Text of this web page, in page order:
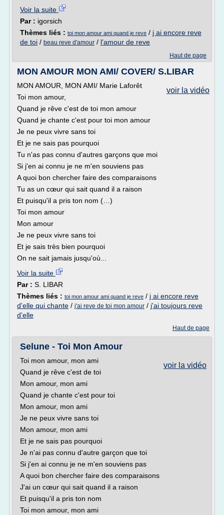
Voir la suite
Par : igorsich
Thèmes liés : toi mon amour ami quand je reve / j ai encore reve
de toi / beau reve d'amour / l'amour de reve
Haut de page
MON AMOUR MON AMI/ COVER/ S.LIBAR
voir la vidéo
MON AMOUR, MON AMI/ Marie Laforêt
Toi mon amour,
Quand je rêve c'est de toi mon amour
Quand je chante c'est pour toi mon amour
Je ne peux vivre sans toi
Et je ne sais pas pourquoi
Tu n'as pas connu d'autres garçons que moi
Si j'en ai connu je ne m'en souviens pas
A quoi bon chercher faire des comparaisons
Tu as un cœur qui sait quand il a raison
Et puisqu'il a pris ton nom (…)
Toi mon amour
Mon amour
Je ne peux vivre sans toi
Et je sais très bien pourquoi
On ne sait jamais jusqu'où...
Voir la suite
Par : S. LIBAR
Thèmes liés : toi mon amour ami quand je reve / j ai encore reve
d'elle qui chante / j'ai reve de toi mon amour / j'ai toujours reve
d'elle
Haut de page
Selune - Toi Mon Amour
voir la vidéo
Toi mon amour, mon ami
Quand je rêve c'est de toi
Mon amour, mon ami
Quand je chante c'est pour toi
Mon amour, mon ami
Je ne peux vivre sans toi
Mon amour, mon ami
Et je ne sais pas pourquoi
Je n'ai pas connu d'autre garçon que toi
Si j'en ai connu je ne m'en souviens pas
A quoi bon chercher faire des comparaisons
J'ai un cœur qui sait quand il a raison
Et puisqu'il a pris ton nom
Toi mon amour, mon ami